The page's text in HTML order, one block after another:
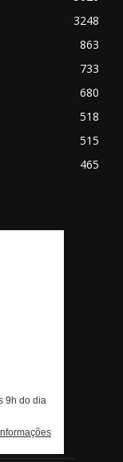
3248
863
733
680
518
515
465